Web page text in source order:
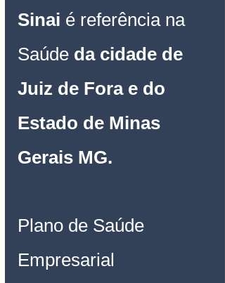
Sinai é referência na
Saúde da cidade de
Juiz de Fora e do
Estado de Minas
Gerais MG.
Plano de Saúde
Empresarial